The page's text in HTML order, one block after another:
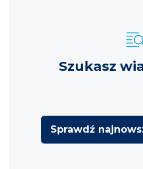
Szukasz
Sprawdź